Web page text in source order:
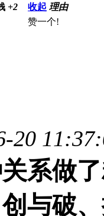
+2 收起 理由
赞一个!
20
系做
创与破、